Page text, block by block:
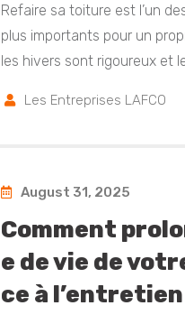
Refaire sa toiture est l’un
plus importants pour un
les hivers sont rigoureux et
Les Entreprises LAFCO
August 31, 2025
Comment
e de vie de
ce à